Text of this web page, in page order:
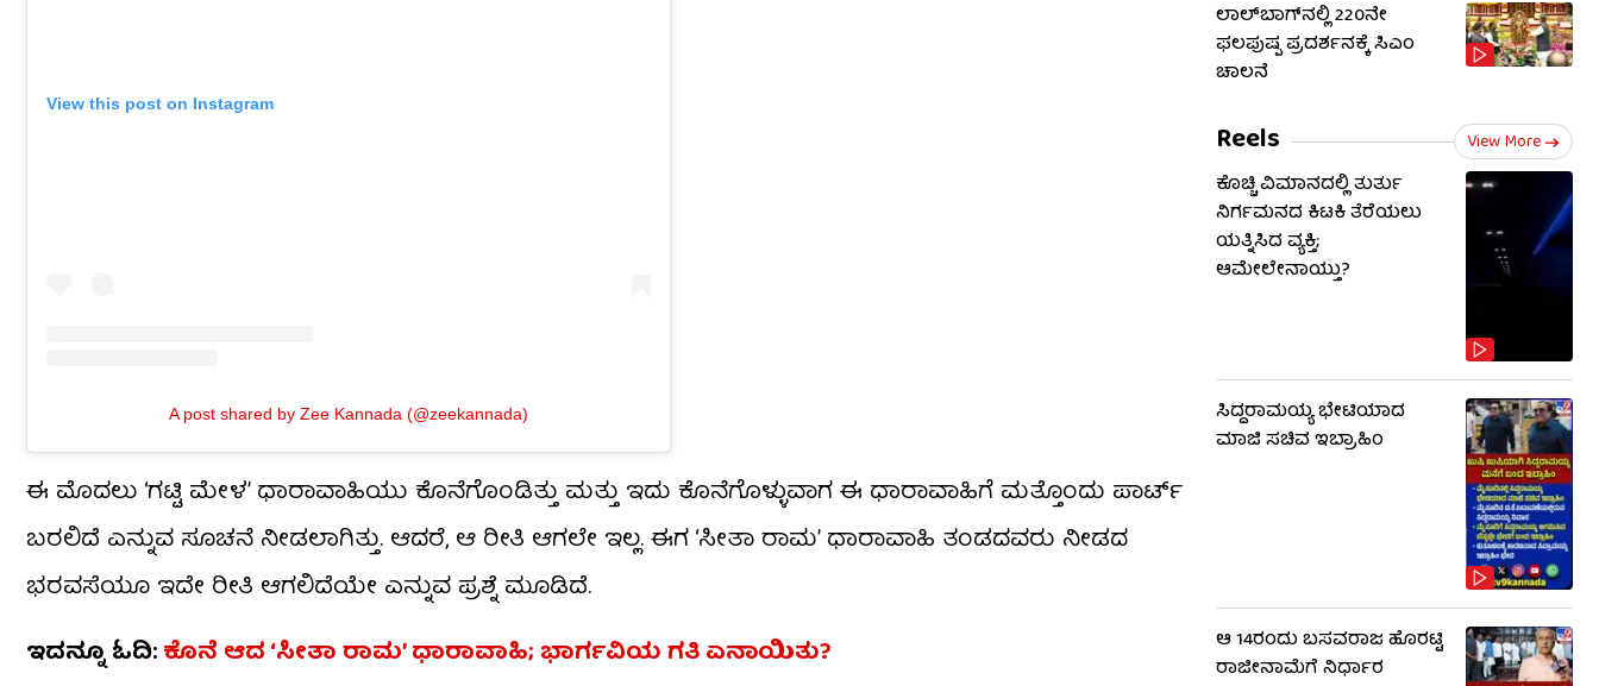
View this post on Instagram
A post shared by Zee Kannada (@zeekannada)
ಈ ಮೊದಲು ‘ಗಟ್ಟಿ ಮೇಳ’ ಧಾರಾವಾಹಿಯು ಕೊನೆಗೊಂಡಿತ್ತು ಮತ್ತು ಇದು ಕೊನೆಗೊಳ್ಳುವಾಗ ಈ ಧಾರಾವಾಹಿಗೆ ಮತ್ತೊಂದು ಪಾರ್ಟ್
ಬರಲಿದೆ ಎನ್ನುವ ಸೂಚನೆ ನೀಡಲಾಗಿತ್ತು. ಆದರೆ, ಆ ರೀತಿ ಆಗಲೇ ಇಲ್ಲ. ಈಗ ‘ಸೀತಾ ರಾಮ’ ಧಾರಾವಾಹಿ ತಂಡದವರು ನೀಡದ
ಭರವಸೆಯೂ ಇದೇ ರೀತಿ ಆಗಲಿದೆಯೇ ಎನ್ನುವ ಪ್ರಶ್ನೆ ಮೂಡಿದೆ.
ಇದನ್ನೂ ಓದಿ:ಕೊನೆ ಆದ ‘ಸೀತಾ ರಾಮ’ ಧಾರಾವಾಹಿ; ಭಾರ್ಗವಿಯ ಗತಿ ಏನಾಯಿತು?
ಲಾಲ್‌ಬಾಗ್​​ನಲ್ಲಿ 220ನೇ
ಫಲಪುಷ್ಪ ಪ್ರದರ್ಶನಕ್ಕೆ ಸಿಎಂ
ಚಾಲನೆ
Reels View More
ಕೊಚ್ಚಿ ವಿಮಾನದಲ್ಲಿ ತುರ್ತು
ನಿರ್ಗಮನದ ಕಿಟಕಿ ತೆರೆಯಲು
ಯತ್ನಿಸಿದ ವ್ಯಕ್ತಿ;
ಆಮೇಲೇನಾಯ್ತು?
ಸಿದ್ದರಾಮಯ್ಯ ಭೇಟಿಯಾದ
ಮಾಜಿ ಸಚಿವ ಇಬ್ರಾಹಿಂ
ಆ 14ರಂದು ಬಸವರಾಜ ಹೊರಟ್ಟಿ
ರಾಜೀನಾಮೆಗೆ ನಿರ್ಧಾರ